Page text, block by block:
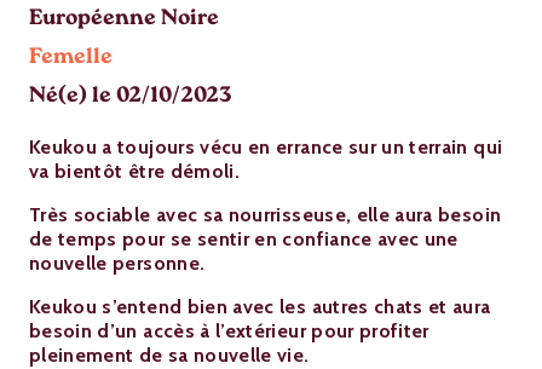
Européenne Noire
Femelle
Né(e) le 02/10/2023
Keukou a toujours vécu en errance sur un terrain qui
va bientôt être démoli.
Très sociable avec sa nourrisseuse, elle aura besoin
de temps pour se sentir en confiance avec une
nouvelle personne.
Keukou s’entend bien avec les autres chats et aura
besoin d’un accès à l’extérieur pour profiter
pleinement de sa nouvelle vie.